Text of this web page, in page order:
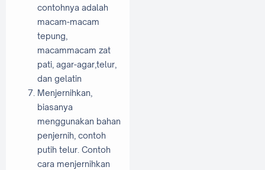
contohnya adalah
macam-macam
tepung,
macammacam zat
pati, agar-agar,telur,
dan gelatin
Menjernihkan,
biasanya
menggunakan bahan
penjernih, contoh
putih telur. Contoh
cara menjernihkan